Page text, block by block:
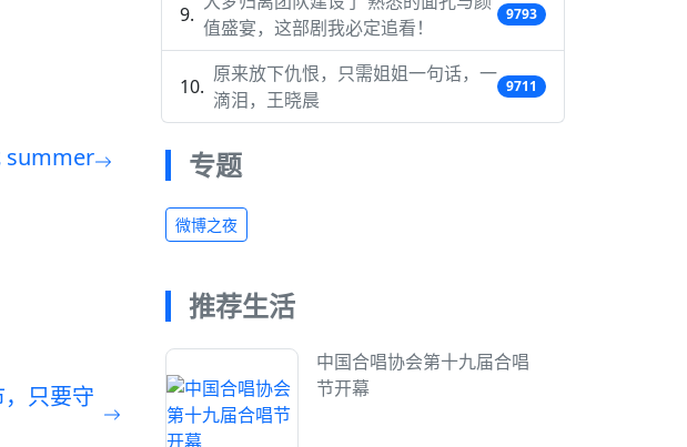
summer
只要守
值盛宴，这部剧我必定追看！
9793
原来放下仇恨，只需姐姐一句话，一
滴泪，王晓晨
9711
专题
微博之夜
推荐生活
中国合唱协会第十九届合唱
节开幕